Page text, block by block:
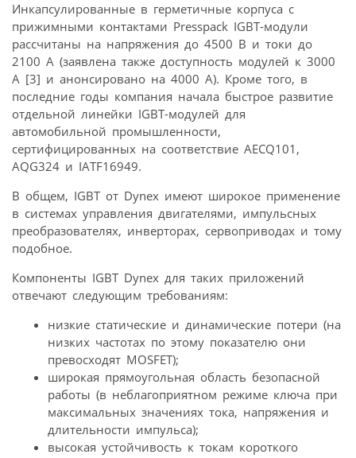
Инкапсулированные в герметичные корпуса с
прижимными контактами Presspack IGBT-модули
рассчитаны на напряжения до 4500 В и токи до
2100 А (заявлена также доступность модулей к 3000
А [3] и анонсировано на 4000 А). Кроме того, в
последние годы компания начала быстрое развитие
отдельной линейки IGBT-модулей для
автомобильной промышленности,
сертифицированных на соответствие AECQ101,
AQG324 и IATF16949.
В общем, IGBT от Dynex имеют широкое применение
в системах управления двигателями, импульсных
преобразователях, инверторах, сервоприводах и тому
подобное.
Компоненты IGBT Dynex для таких приложений
отвечают следующим требованиям:
низкие статические и динамические потери (на
низких частотах по этому показателю они
превосходят MOSFET);
широкая прямоугольная область безопасной
работы (в неблагоприятном режиме ключа при
максимальных значениях тока, напряжения и
длительности импульса);
высокая устойчивость к токам короткого